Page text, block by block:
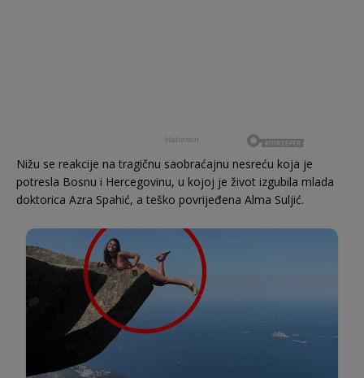
Nižu se reakcije na tragičnu saobraćajnu nesreću koja je
potresla Bosnu i Hercegovinu, u kojoj je život izgubila mlada
doktorica Azra Spahić, a teško povrijeđena Alma Suljić.